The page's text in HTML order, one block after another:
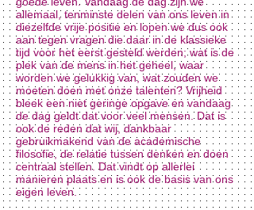
allemaal, tenminste delen van ons leven in
diezelfde vrije positie en lopen we dus ook
aan tegen vragen die daar in de klassieke
tijd voor het eerst gesteld werden; wat is de
plek van de mens in het geheel, waar
worden we gelukkig van, wat zouden we
moeten doen met onze talenten? Vrijheid
bleek een niet geringe opgave en vandaag
de dag geldt dat voor veel mensen. Dat is
ook de reden dat wij, dankbaar
gebruikmakend van de academische
filosofie, de relatie tussen denken en doen
centraal stellen. Dat vindt op allerlei
manieren plaats en is ook de basis van ons
eigen leven.